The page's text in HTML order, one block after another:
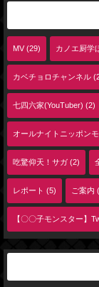
MV (29) カノエ厨学
カベチョロチャンネル
七四六家(YouTuber) (2)
オールナイトニッポン
吃驚仰天！サガ (2)
レポート (5) ご案内
【〇〇子モンスター】